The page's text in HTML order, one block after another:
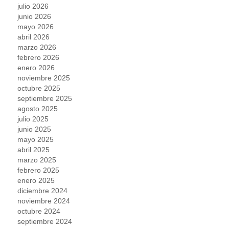
julio 2026
junio 2026
mayo 2026
abril 2026
marzo 2026
febrero 2026
enero 2026
noviembre 2025
octubre 2025
septiembre 2025
agosto 2025
julio 2025
junio 2025
mayo 2025
abril 2025
marzo 2025
febrero 2025
enero 2025
diciembre 2024
noviembre 2024
octubre 2024
septiembre 2024